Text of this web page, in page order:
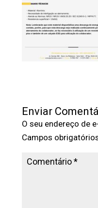
Enviar
O seu endereço de
Campos